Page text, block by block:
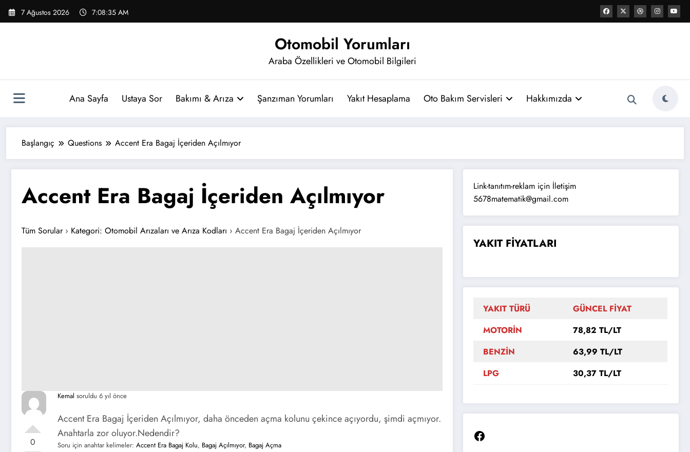
İçeriğe
atla
7 Ağustos 2026 7:08:36 AM
Otomobil Yorumları
Araba Özellikleri ve Otomobil Bilgileri
Ana Sayfa Ustaya Sor Bakımı & Arıza Şanzıman Yorumları Yakıt Hesaplama Oto Bakım Servisleri Hakkımızda
Başlangıç Questions Accent Era Bagaj İçeriden Açılmıyor
Accent Era Bagaj İçeriden Açılmıyor
Tüm Sorular› Kategori: Otomobil Arızaları ve Arıza Kodları › Accent Era Bagaj İçeriden Açılmıyor
0
Kemal soruldu 6 yıl önce
Accent Era Bagaj İçeriden Açılmıyor, daha önceden açma kolunu çekince açıyordu, şimdi açmıyor.
Anahtarla zor oluyor.Nedendir?
Soru için anahtar kelimeler: Accent Era Bagaj Kolu, Bagaj Açılmıyor, Bagaj Açma
Link-tanıtım-reklam için İletişim
5678matematik@gmail.com
YAKIT FİYATLARI
YAKIT TÜRÜ
GÜNCEL FİYAT
MOTORİN
78,82 TL/LT
BENZİN
63,99 TL/LT
LPG
30,37 TL/LT
Facebook